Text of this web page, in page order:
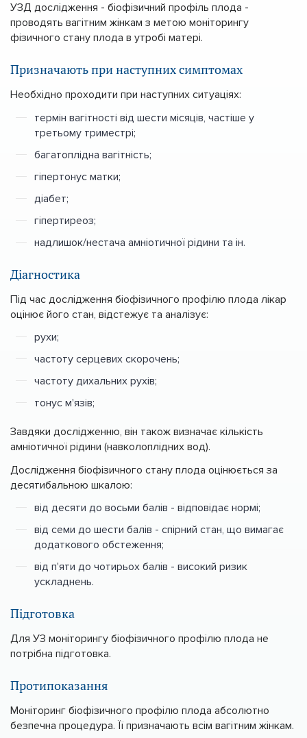
УЗД дослідження - біофізичний профіль плода -
проводять вагітним жінкам з метою моніторингу
фізичного стану плода в утробі матері.
Призначають при наступних симптомах
Необхідно проходити при наступних ситуаціях:
термін вагітності від шести місяців, частіше у
третьому триместрі;
багатоплідна вагітність;
гіпертонус матки;
діабет;
гіпертиреоз;
надлишок/нестача амніотичної рідини та ін.
Діагностика
Під час дослідження біофізичного профілю плода лікар
оцінює його стан, відстежує та аналізує:
рухи;
частоту серцевих скорочень;
частоту дихальних рухів;
тонус м'язів;
Завдяки дослідженню, він також визначає кількість
амніотичної рідини (навколоплідних вод).
Дослідження біофізичного стану плода оцінюється за
десятибальною шкалою:
від десяти до восьми балів - відповідає нормі;
від семи до шести балів - спірний стан, що вимагає
додаткового обстеження;
від п'яти до чотирьох балів - високий ризик
ускладнень.
Підготовка
Для УЗ моніторингу біофізичного профілю плода не
потрібна підготовка.
Протипоказання
Моніторинг біофізичного профілю плода абсолютно
безпечна процедура. Її призначають всім вагітним жінкам.